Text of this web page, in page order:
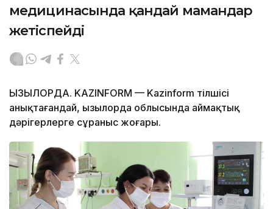
медицинасында қандай мамандар
жетіспейді
ҚЫЗЫЛОРДА. KAZINFORM — Kazinform тілшісі
анықтағандай, Қызылорда облысында аймақтық
дәрігерлерге сұраныс жоғары.